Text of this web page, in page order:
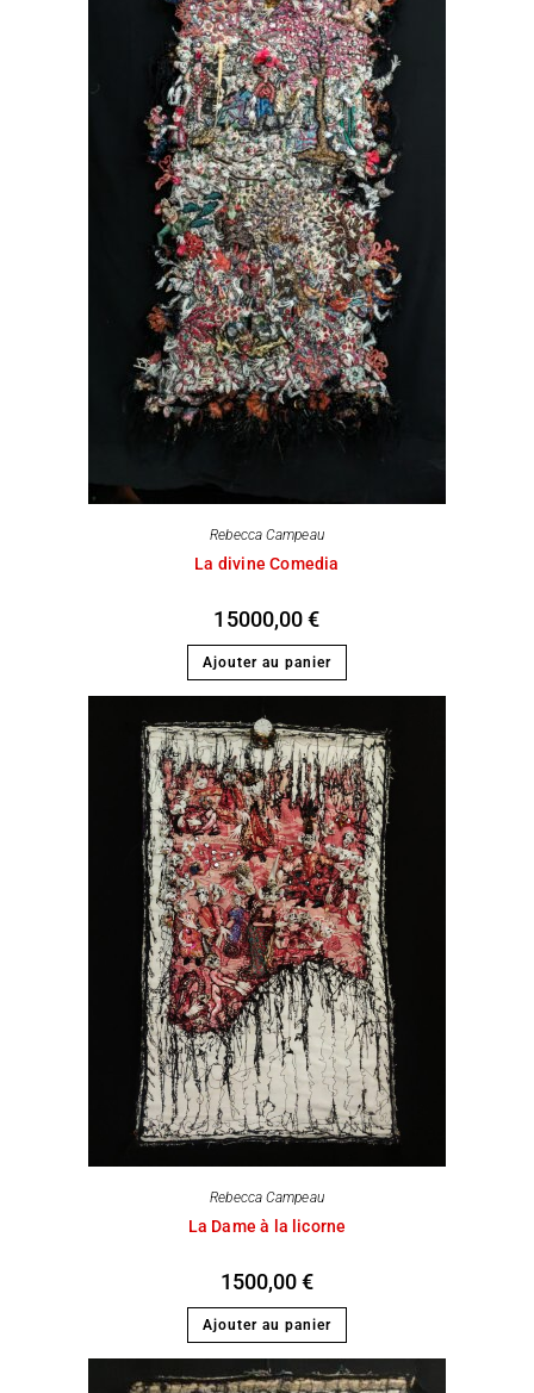
Rebecca Campeau
La divine Comedia
15000,00€
Ajouter au panier
Rebecca Campeau
La Dame à la licorne
1500,00€
Ajouter au panier